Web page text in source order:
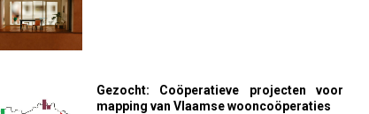
Gezocht: Coöperatieve projecten voor
mapping van Vlaamse wooncoöperaties